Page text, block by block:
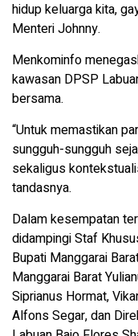
hidup keluarga kita,
Menteri Johnny.
Menkominfo
kawasan DPSP
bersama.
“Untuk memastikan
sungguh-sungguh
sekaligus
tandasnya.
Dalam kesempatan
didampingi Staf
Bupati Manggarai
Manggarai Barat
Siprianus Hormat,
Alfons Segar, dan